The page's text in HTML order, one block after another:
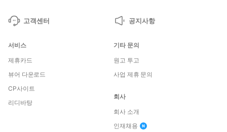
고객센터 공지사항
서비스
제휴카드
뷰어 다운로드
CP사이트
리디바탕
기타 문의
원고 투고
사업 제휴 문의
회사
회사 소개
인재채용